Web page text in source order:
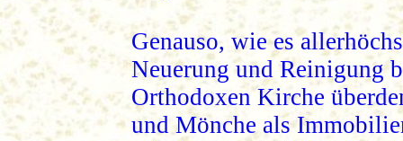
Genauso, wie es
Neuerung und Reinigung
Orthodoxen Kirche
und Mönche als